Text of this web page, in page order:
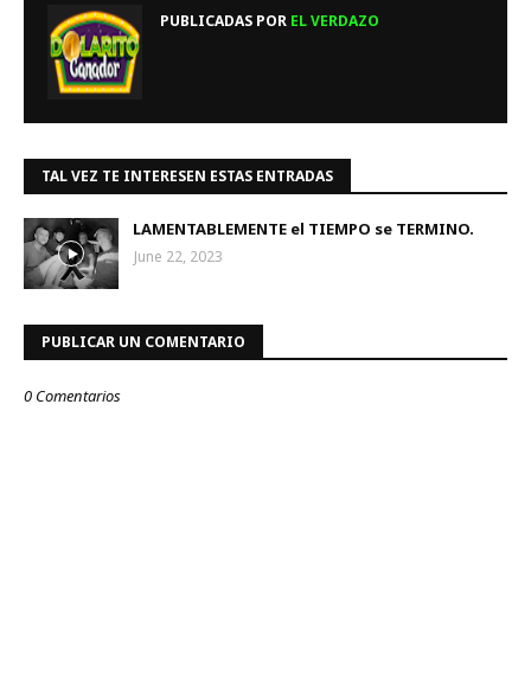
PUBLICADAS POR EL VERDAZO
TAL VEZ TE INTERESEN ESTAS ENTRADAS
LAMENTABLEMENTE el TIEMPO se TERMINO.
June 22, 2023
PUBLICAR UN COMENTARIO
0 Comentarios